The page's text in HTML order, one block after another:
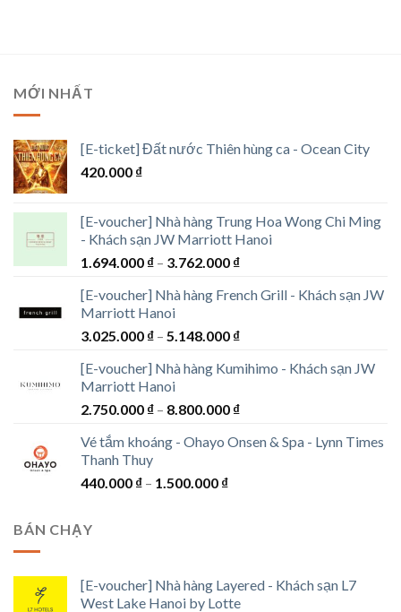
MỚI NHẤT
[E-ticket] Đất nước Thiên hùng ca - Ocean City
420.000 ₫
[E-voucher] Nhà hàng Trung Hoa Wong Chi Ming
- Khách sạn JW Marriott Hanoi
1.694.000 ₫ – 3.762.000 ₫Khoảng
từ
đến
[E-voucher] Nhà hàng French Grill - Khách sạn JW
Marriott Hanoi
3.025.000 ₫ – 5.148.000 ₫Khoảng
từ
đến
[E-voucher] Nhà hàng Kumihimo - Khách sạn JW
Marriott Hanoi
2.750.000 ₫ – 8.800.000 ₫Khoảng
từ
Vé tắm khoáng - Ohayo Onsen & Spa - Lynn Times
Thanh Thuy
440.000 ₫ – 1.500.000 ₫Khoảng
BÁN CHẠY
[E-voucher] Nhà hàng Layered - Khách sạn L7
West Lake Hanoi by Lotte